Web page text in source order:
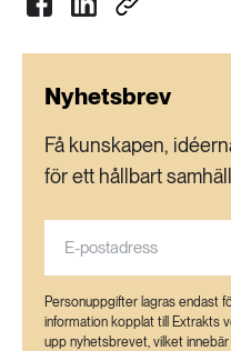
Nyhetsbrev
Få kunskapen,
för ett hållbart
Personuppgifter lagras endast
information kopplat till Extrakts
upp nyhetsbrevet, vilket